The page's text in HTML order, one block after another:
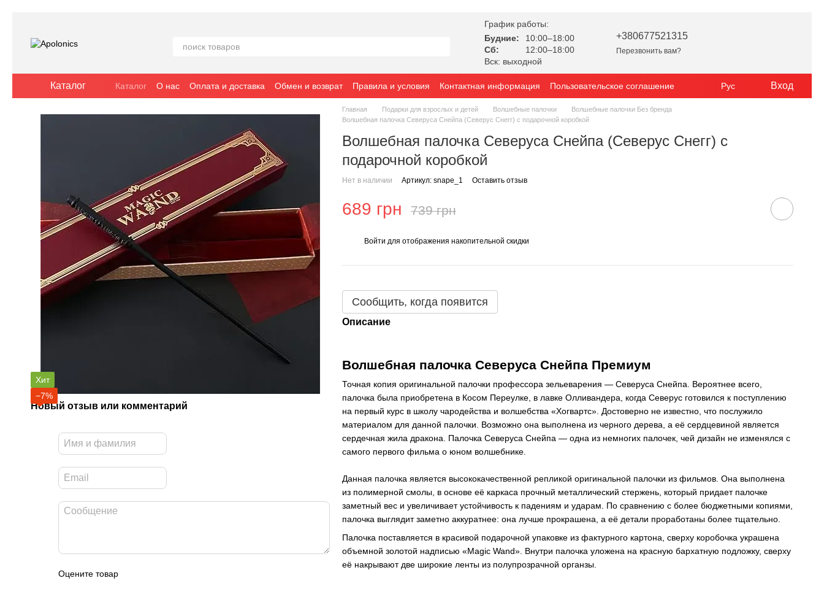
График работы:
Будние:
10:00–18:00
Сб:
12:00–18:00
Вск: выходной
+380677521315
Перезвонить вам?
Каталог Каталог О нас Оплата и доставка Обмен и возврат Правила и условия Контактная информация
Пользовательское соглашение
Отзывы о магазине
Рус Вход
Хит
−7%
Новый отзыв или комментарий
Оцените товар
Главная Подарки для взрослых и детей Волшебные палочки
Волшебные палочки Без бренда
Волшебная палочка Северуса Снейпа (Северус Снегг) с подарочной коробкой
Волшебная палочка Северуса Снейпа (Северус Снегг) с
подарочной коробкой
Нет в наличии Артикул: snape_1 Оставить отзыв
689 грн 739 грн
Войти для отображения накопительной скидки
Сообщить, когда появится
Описание
Волшебная палочка Северуса Снейпа Премиум
Точная копия оригинальной палочки профессора зельеварения — Северуса Снейпа. Вероятнее всего,
палочка была приобретена в Косом Переулке, в лавке Олливандера, когда Северус готовился к поступлению
на первый курс в школу чародейства и волшебства «Хогвартс». Достоверно не известно, что послужило
материалом для данной палочки. Возможно она выполнена из черного дерева, а её сердцевиной является
сердечная жила дракона. Палочка Северуса Снейпа — одна из немногих палочек, чей дизайн не изменялся с
самого первого фильма о юном волшебнике.
Данная палочка является высококачественной репликой оригинальной палочки из фильмов. Она выполнена
из полимерной смолы, в основе её каркаса прочный металлический стержень, который придает палочке
заметный вес и увеличивает устойчивость к падениям и ударам. По сравнению с более бюджетными копиями,
палочка выглядит заметно аккуратнее: она лучше прокрашена, а её детали проработаны более тщательно.
Палочка поставляется в красивой подарочной упаковке из фактурного картона, сверху коробочка украшена
объемной золотой надписью «Magic Wand». Внутри палочка уложена на красную бархатную подложку, сверху
её накрывают две широкие ленты из полупрозрачной органзы.